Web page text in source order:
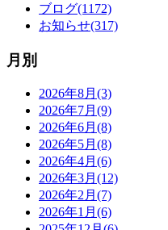
ブログ(1172)
お知らせ(317)
月別
2026年8月(3)
2026年7月(9)
2026年6月(8)
2026年5月(8)
2026年4月(6)
2026年3月(12)
2026年2月(7)
2026年1月(6)